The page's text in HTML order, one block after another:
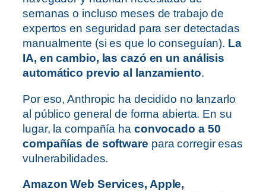
semanas o incluso meses de trabajo de
expertos en seguridad para ser detectadas
manualmente (si es que lo conseguían). La
IA, en cambio, las cazó en un análisis
automático previo al lanzamiento.
Por eso, Anthropic ha decidido no lanzarlo
al público general de forma abierta. En su
lugar, la compañía ha convocado a 50
compañías de software para corregir esas
vulnerabilidades.
Amazon Web Services, Apple,